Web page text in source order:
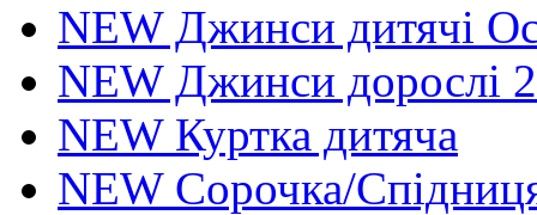
NEW Джинси дитячі
NEW Джинси дорослі
NEW Куртка дитяча
NEW Сорочка/